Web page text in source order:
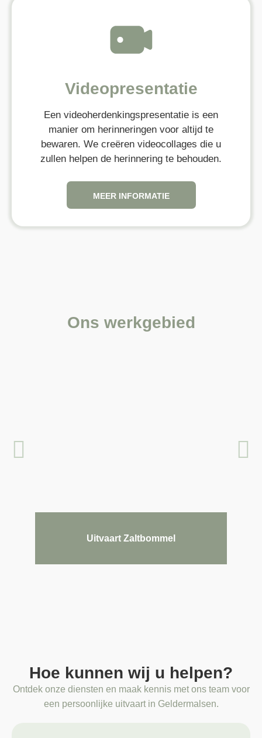
Videopresentatie
Een videoherdenkingspresentatie is een
manier om herinneringen voor altijd te
bewaren. We creëren videocollages die u
zullen helpen de herinnering te behouden.
MEER INFORMATIE
Ons werkgebied
Uitvaart Zaltbommel
Hoe kunnen wij u helpen?
Ontdek onze diensten en maak kennis met ons team voor
een persoonlijke uitvaart in Geldermalsen.